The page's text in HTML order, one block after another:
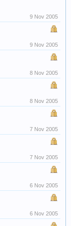
9 Nov 2005
9 Nov 2005
8 Nov 2005
8 Nov 2005
7 Nov 2005
7 Nov 2005
6 Nov 2005
6 Nov 2005